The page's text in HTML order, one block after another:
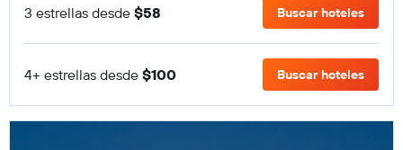
3 estrellas desde $58 Buscar hoteles
4+ estrellas desde $100 Buscar hoteles